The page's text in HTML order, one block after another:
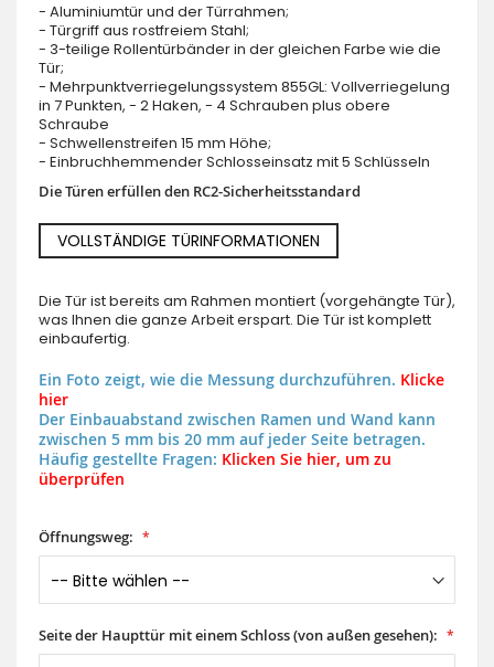
- Aluminiumtür und der Türrahmen;
- Türgriff aus rostfreiem Stahl;
- 3-teilige Rollentürbänder in der gleichen Farbe wie die
Tür;
- Mehrpunktverriegelungssystem 855GL: Vollverriegelung
in 7 Punkten, - 2 Haken, - 4 Schrauben plus obere
Schraube
- Schwellenstreifen 15 mm Höhe;
- Einbruchhemmender Schlosseinsatz mit 5 Schlüsseln
Die Türen erfüllen den RC2-Sicherheitsstandard
VOLLSTÄNDIGE TÜRINFORMATIONEN
Die Tür ist bereits am Rahmen montiert (vorgehängte Tür),
was Ihnen die ganze Arbeit erspart. Die Tür ist komplett
einbaufertig.
Ein Foto zeigt, wie die Messung durchzuführen. Klicke
hier
Der Einbauabstand zwischen Ramen und Wand kann
zwischen 5 mm bis 20 mm auf jeder Seite betragen.
Häufig gestellte Fragen: Klicken Sie hier, um zu
überprüfen
Öffnungsweg:
Seite der Haupttür mit einem Schloss (von außen gesehen):